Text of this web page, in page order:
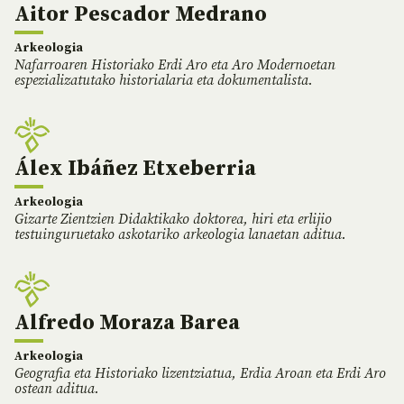
Aitor Pescador Medrano
Arkeologia
Nafarroaren Historiako Erdi Aro eta Aro Modernoetan
espezializatutako historialaria eta dokumentalista.
Álex Ibáñez Etxeberria
Arkeologia
Gizarte Zientzien Didaktikako doktorea, hiri eta erlijio
testuinguruetako askotariko arkeologia lanaetan aditua.
Alfredo Moraza Barea
Arkeologia
Geografia eta Historiako lizentziatua, Erdia Aroan eta Erdi Aro
ostean aditua.